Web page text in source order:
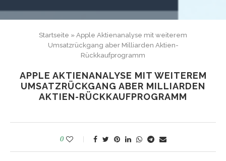
Startseite » Apple Aktienanalyse mit weiterem
Umsatzrückgang aber Milliarden Aktien-
Rückkaufprogramm
APPLE AKTIENANALYSE MIT WEITEREM
UMSATZRÜCKGANG ABER MILLIARDEN
AKTIEN-RÜCKKAUFPROGRAMM
0